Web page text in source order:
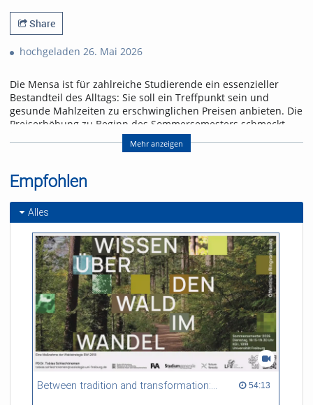
Share
hochgeladen 26. Mai 2026
Die Mensa ist für zahlreiche Studierende ein essenzieller
Bestandteil des Alltags: Sie soll ein Treffpunkt sein und
gesunde Mahlzeiten zu erschwinglichen Preisen anbieten. Die
Preiserhöhung zu Beginn des Sommersemesters schmeckt
jedoch nicht jeder und jedem.
Instagram-Post des Freiburger Studierendenwerks vom
20.4.2026 liegt der tatsächliche Preis für ein Mensa-Essen bei
andere Quellen finanziert.
Nachbar Frankreich investiert mehr. Dort kosten Mensaessen
seit dem 4.5.2026 flächendeckend nur noch einen Euro. Rund
50 Millionen Euro sind dafür im Haushalt 2026
festgeschrieben.
Wie funktioniert das preiswerte Menü in Frankreich?
uniCROSS hat eine Mensa in Mulhouse besucht, in die Töpfe
und auf die Teller geschaut.
Mehr anzeigen
Empfohlen
Alles
Between tradition and transformation: how owners, advisers and institutions co-create knowledge for resilient forests in Europe 54:13
54:13 duration